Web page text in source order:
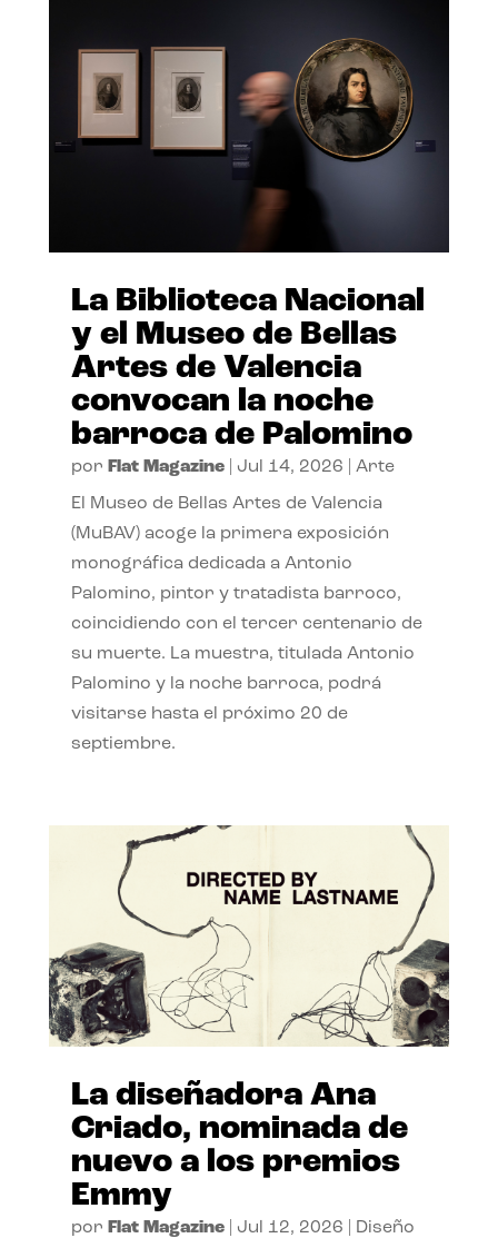
La Biblioteca Nacional
y el Museo de Bellas
Artes de Valencia
convocan la noche
barroca de Palomino
por Flat Magazine| Jul 14, 2026 Arte
El Museo de Bellas Artes de Valencia
(MuBAV) acoge la primera exposición
monográfica dedicada a Antonio
Palomino, pintor y tratadista barroco,
coincidiendo con el tercer centenario de
su muerte. La muestra, titulada Antonio
Palomino y la noche barroca, podrá
visitarse hasta el próximo 20 de
septiembre.
La diseñadora Ana
Criado, nominada de
nuevo a los premios
Emmy
por Flat Magazine| Jul 12, 2026 Diseño